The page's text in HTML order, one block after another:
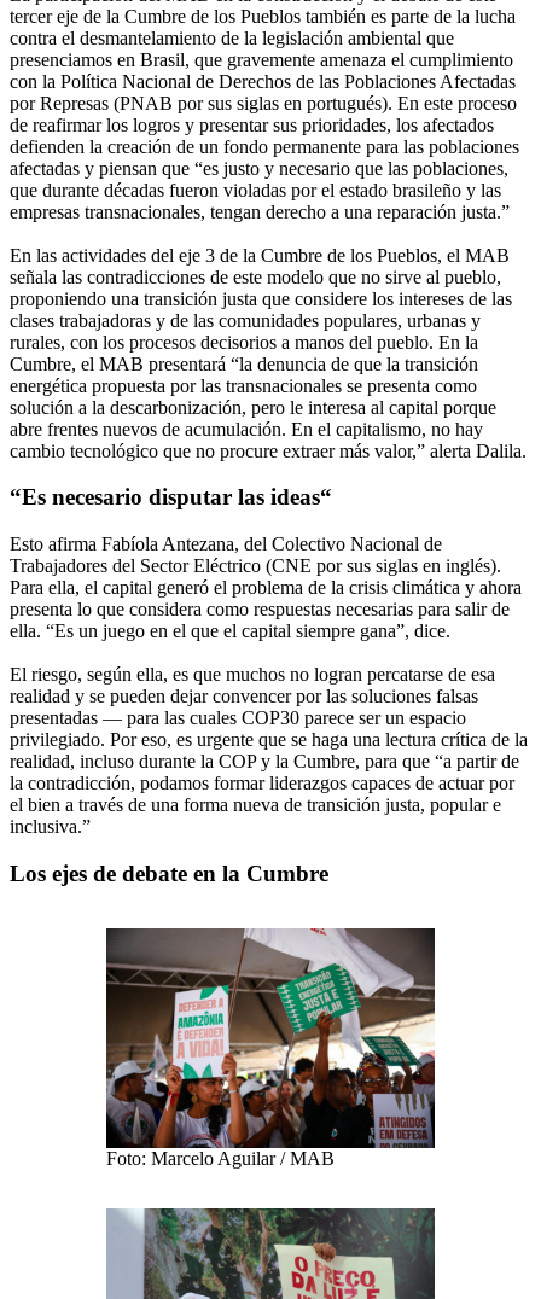
tercer eje de la Cumbre de los Pueblos también es parte de la lucha
contra el desmantelamiento de la legislación ambiental que
presenciamos en Brasil, que gravemente amenaza el cumplimiento
con la Política Nacional de Derechos de las Poblaciones Afectadas
por Represas (PNAB por sus siglas en portugués). En este proceso
de reafirmar los logros y presentar sus prioridades, los afectados
defienden la creación de un fondo permanente para las poblaciones
afectadas y piensan que “es justo y necesario que las poblaciones,
que durante décadas fueron violadas por el estado brasileño y las
empresas transnacionales, tengan derecho a una reparación justa.”
En las actividades del eje 3 de la Cumbre de los Pueblos, el MAB
señala las contradicciones de este modelo que no sirve al pueblo,
proponiendo una transición justa que considere los intereses de las
clases trabajadoras y de las comunidades populares, urbanas y
rurales, con los procesos decisorios a manos del pueblo. En la
Cumbre, el MAB presentará “la denuncia de que la transición
energética propuesta por las transnacionales se presenta como
solución a la descarbonización, pero le interesa al capital porque
abre frentes nuevos de acumulación. En el capitalismo, no hay
cambio tecnológico que no procure extraer más valor,” alerta Dalila.
“Es necesario disputar las ideas“
Esto afirma Fabíola Antezana, del Colectivo Nacional de
Trabajadores del Sector Eléctrico (CNE por sus siglas en inglés).
Para ella, el capital generó el problema de la crisis climática y ahora
presenta lo que considera como respuestas necesarias para salir de
ella. “Es un juego en el que el capital siempre gana”, dice.
El riesgo, según ella, es que muchos no logran percatarse de esa
realidad y se pueden dejar convencer por las soluciones falsas
presentadas — para las cuales COP30 parece ser un espacio
privilegiado. Por eso, es urgente que se haga una lectura crítica de la
realidad, incluso durante la COP y la Cumbre, para que “a partir de
la contradicción, podamos formar liderazgos capaces de actuar por
el bien a través de una forma nueva de transición justa, popular e
inclusiva.”
Los ejes de debate en la Cumbre
Foto: Marcelo Aguilar / MAB